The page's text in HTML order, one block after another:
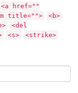
<a href=""
title="">
<b>
<del
<s>
<strike>